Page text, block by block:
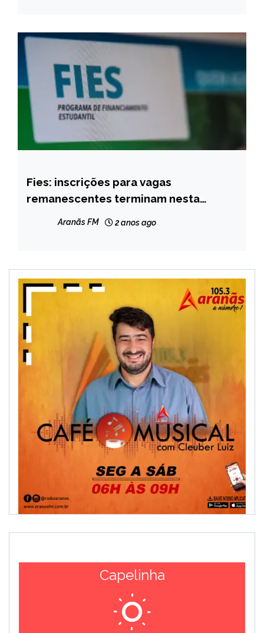
BRASIL
NOTÍCIAS
Fies: inscrições para vagas
remanescentes terminam nesta
Aranãs FM 2 anos ago
Capelinha